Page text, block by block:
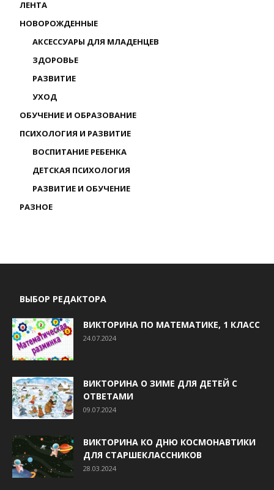
ЛЕНТА
НОВОРОЖДЕННЫЕ
АКСЕССУАРЫ ДЛЯ МЛАДЕНЦЕВ
ЗДОРОВЬЕ
РАЗВИТИЕ
УХОД
ОБУЧЕНИЕ И ОБРАЗОВАНИЕ
ПСИХОЛОГИЯ И РАЗВИТИЕ
ВОСПИТАНИЕ РЕБЕНКА
ДЕТСКАЯ ПСИХОЛОГИЯ
РАЗВИТИЕ И ОБУЧЕНИЕ
РАЗНОЕ
ВЫБОР РЕДАКТОРА
ВИКТОРИНА ПО МАТЕМАТИКЕ, 1 КЛАСС
24.07.2024
ВИКТОРИНА О ЗИМЕ ДЛЯ ДЕТЕЙ С
ОТВЕТАМИ
09.07.2024
ВИКТОРИНА КО ДНЮ КОСМОНАВТИКИ
ДЛЯ СТАРШЕКЛАССНИКОВ
28.03.2024